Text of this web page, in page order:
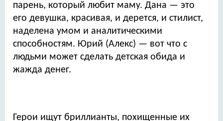
парень, который любит маму. Дана — это
его девушка, красивая, и дерется, и стилист,
наделена умом и аналитическими
способностям. Юрий (Алекс) — вот что с
людьми может сделать детская обида и
жажда денег.
Герои ищут бриллианты, похищенные их